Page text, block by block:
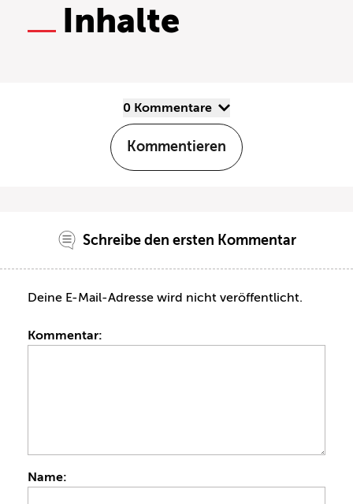
Inhalte
0 Kommentare
Kommentieren
Schreibe den ersten Kommentar
Deine E-Mail-Adresse wird nicht veröffentlicht.
Kommentar:
Name: